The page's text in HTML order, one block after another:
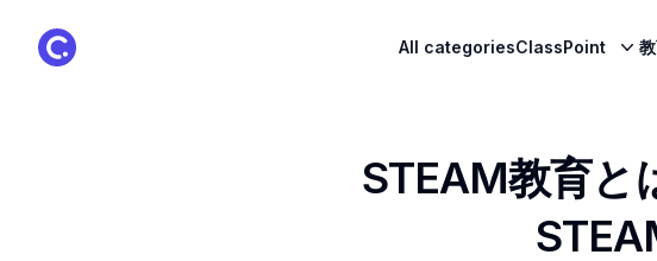
ClassPoint Logo All categoriesClassPoint
STEAM教育と